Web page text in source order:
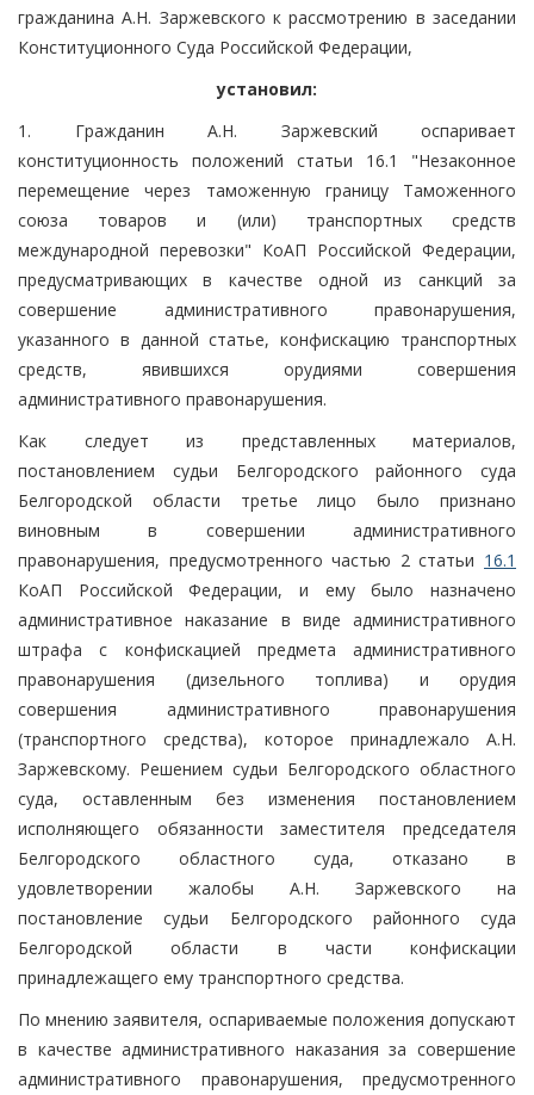
гражданина А.Н. Заржевского к рассмотрению в заседании
Конституционного Суда Российской Федерации,
установил:
1. Гражданин А.Н. Заржевский оспаривает
конституционность положений статьи 16.1 "Незаконное
перемещение через таможенную границу Таможенного
союза товаров и (или) транспортных средств
международной перевозки" КоАП Российской Федерации,
предусматривающих в качестве одной из санкций за
совершение административного правонарушения,
указанного в данной статье, конфискацию транспортных
средств, явившихся орудиями совершения
административного правонарушения.
Как следует из представленных материалов,
постановлением судьи Белгородского районного суда
Белгородской области третье лицо было признано
виновным в совершении административного
правонарушения, предусмотренного частью 2 статьи 16.1
КоАП Российской Федерации, и ему было назначено
административное наказание в виде административного
штрафа с конфискацией предмета административного
правонарушения (дизельного топлива) и орудия
совершения административного правонарушения
(транспортного средства), которое принадлежало А.Н.
Заржевскому. Решением судьи Белгородского областного
суда, оставленным без изменения постановлением
исполняющего обязанности заместителя председателя
Белгородского областного суда, отказано в
удовлетворении жалобы А.Н. Заржевского на
постановление судьи Белгородского районного суда
Белгородской области в части конфискации
принадлежащего ему транспортного средства.
По мнению заявителя, оспариваемые положения допускают
в качестве административного наказания за совершение
административного правонарушения, предусмотренного